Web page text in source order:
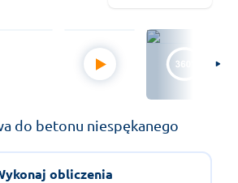
do betonu niespękanego
obliczenia